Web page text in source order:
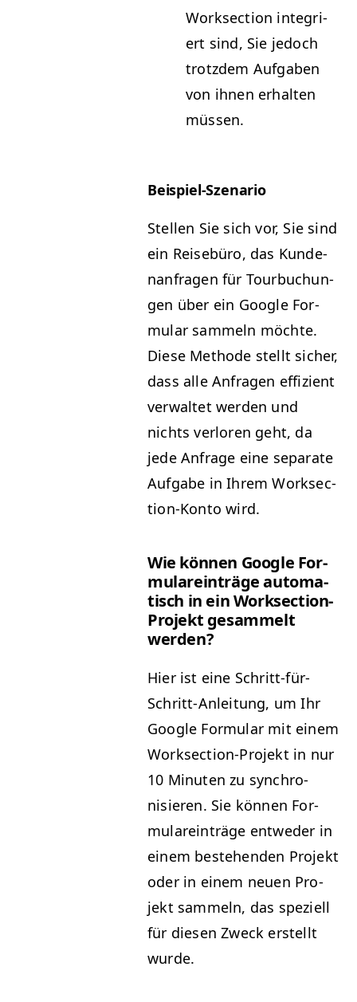
Work­sec­tion inte­gri­
ert sind, Sie jedoch
trotz­dem Auf­gaben
von ihnen erhal­ten
müssen.
Beispiel-Szenario
Stellen Sie sich vor, Sie sind
ein Reise­büro, das Kun­de­
nan­fra­gen für Tour­buchun­
gen über ein Google For­
mu­lar sam­meln möchte.
Diese Meth­ode stellt sich­er,
dass alle Anfra­gen effizient
ver­wal­tet wer­den und
nichts ver­loren geht, da
jede Anfrage eine sep­a­rate
Auf­gabe in Ihrem Work­sec­
tion-Kon­to wird.
Wie kön­nen Google For­
mu­la­rein­träge automa­
tisch in ein Work­sec­tion-
Pro­jekt gesam­melt
werden?
Hier ist eine Schritt-für-
Schritt-Anleitung, um Ihr
Google For­mu­lar mit einem
Work­sec­tion-Pro­jekt in nur
10 Minuten zu syn­chro­
nisieren. Sie kön­nen For­
mu­la­rein­träge entwed­er in
einem beste­hen­den Pro­jekt
oder in einem neuen Pro­
jekt sam­meln, das speziell
für diesen Zweck erstellt
wurde.